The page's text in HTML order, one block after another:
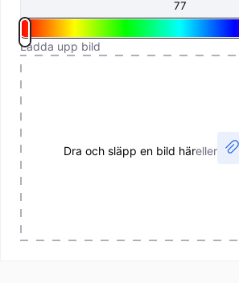
Ladda upp bild
Dra och släpp en bild häreller